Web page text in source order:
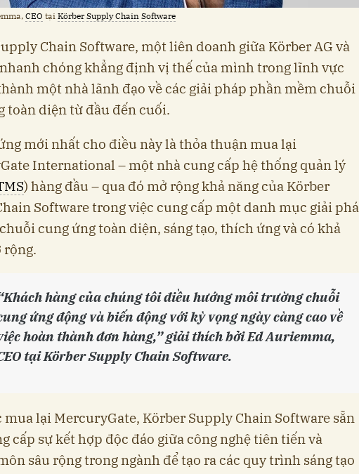
CEO tại Körber Supply Chain Software
Chain Software, một liên doanh giữa Körber AG và
nhanh chóng khẳng định vị thế của mình trong lĩnh vực
một nhà lãnh đạo về các giải pháp phần mềm chuỗi
toàn diện từ đầu đến cuối.
mới nhất cho điều này là thỏa thuận mua lại
International – một nhà cung cấp hệ thống quản lý
) hàng đầu – qua đó mở rộng khả năng của Körber
Software trong việc cung cấp một danh mục giải
cung ứng toàn diện, sáng tạo, thích ứng và có khả
rộng.
hàng của chúng tôi điều hướng môi trường chuỗi
ứng động và biến động với kỳ vọng ngày càng cao về
hoàn thành đơn hàng,” giải thích bởi Ed Auriemma,
tại Körber Supply Chain Software.
mua lại MercuryGate, Körber Supply Chain Software sẵn
cấp sự kết hợp độc đáo giữa công nghệ tiên tiến và
sâu rộng trong ngành để tạo ra các quy trình sáng tạo